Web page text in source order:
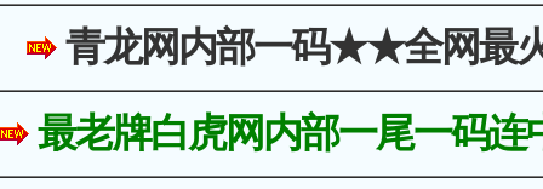
青龙网内部一码★★全网最
最老牌白虎网内部一尾一码连